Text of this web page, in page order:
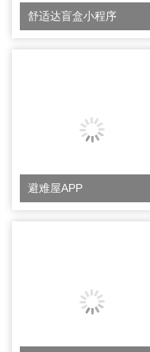
舒适达盲盒小程序
避难屋APP